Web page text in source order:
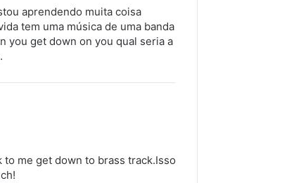
aprendendo muita coisa
tem uma música de uma banda
you get down on you qual seria a
me get down to brass track.Isso